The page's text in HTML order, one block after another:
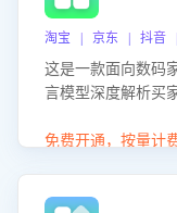
淘宝 | 京东 | 抖音
这是一款面向数码
言模型深度解析买
改进建议，通过挖
免费开通，按量计